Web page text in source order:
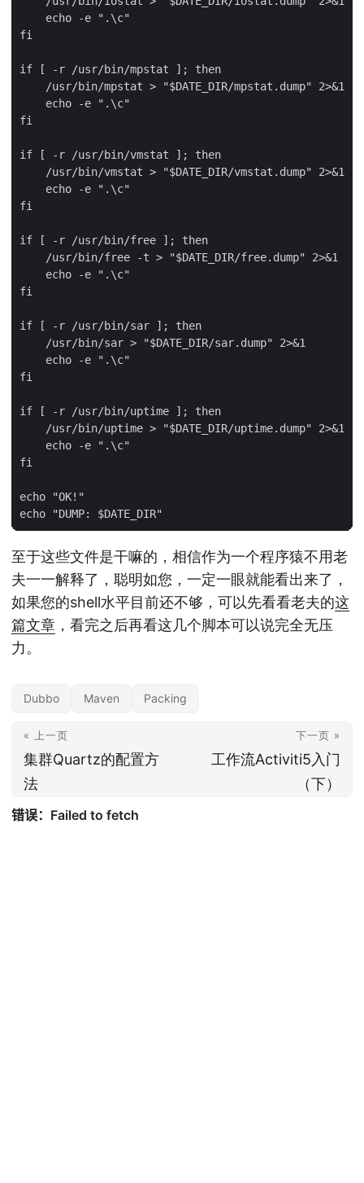
    echo -e ".\c"
fi
if [ -r /usr/bin/mpstat ]; then
    /usr/bin/mpstat > "$DATE_DIR/mpstat.dump" 2>&1
    echo -e ".\c"
fi
if [ -r /usr/bin/vmstat ]; then
    /usr/bin/vmstat > "$DATE_DIR/vmstat.dump" 2>&1
    echo -e ".\c"
fi
if [ -r /usr/bin/free ]; then
    /usr/bin/free -t > "$DATE_DIR/free.dump" 2>&1
    echo -e ".\c"
fi
if [ -r /usr/bin/sar ]; then
    /usr/bin/sar > "$DATE_DIR/sar.dump" 2>&1
    echo -e ".\c"
fi
if [ -r /usr/bin/uptime ]; then
    /usr/bin/uptime > "$DATE_DIR/uptime.dump" 2>&1
    echo -e ".\c"
fi
echo "OK!"
至于这些文件是干嘛的，相信作为一个程序猿不用老
夫一一解释了，聪明如您，一定一眼就能看出来了，
如果您的shell水平目前还不够，可以先看看老夫的这
篇文章 ，看完之后再看这几个脚本可以说完全无压
力。
Dubbo Maven Packing
« 上一页
集群Quartz的配置方
法
下一页 »
工作流Activiti5入门
（下）